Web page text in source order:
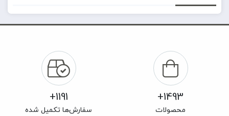
1493+
محصولات
1191+
سفارش‌ها تکمیل شده